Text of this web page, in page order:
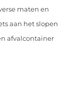
maten en
aan het slopen
afvalcontainer